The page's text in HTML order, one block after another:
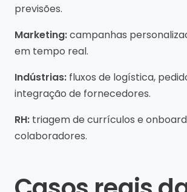
previsões.
Marketing:campanhas
em tempo real.
Indústrias: fluxos de logística,
integração de fornecedores.
RH: triagem de currículos e
colaboradores.